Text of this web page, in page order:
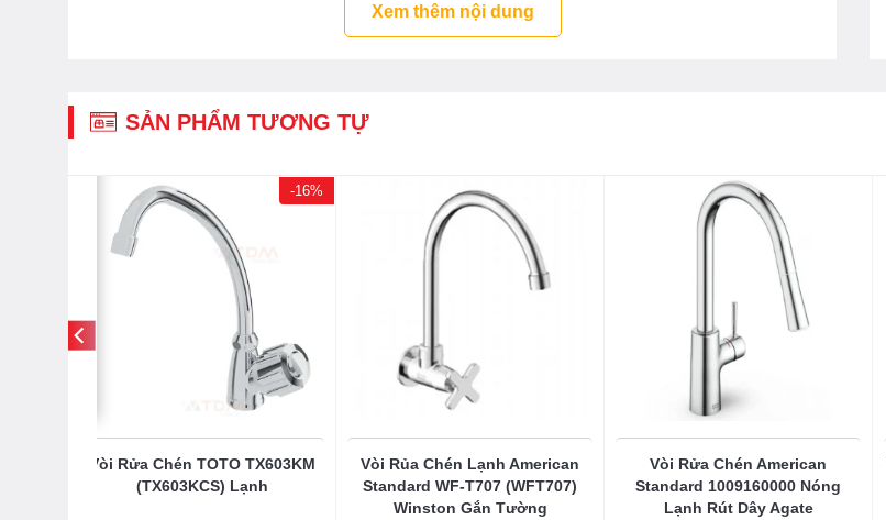
Xem thêm nội dung
SẢN PHẨM TƯƠNG TỰ
-16%
Vòi Rửa Chén TOTO TX603KM
(TX603KCS) Lạnh
Vòi Rủa Chén Lạnh American
Standard WF-T707 (WFT707)
Winston Gắn Tường
Vòi Rửa Chén American
Standard 1009160000 Nóng
Lạnh Rút Dây Agate